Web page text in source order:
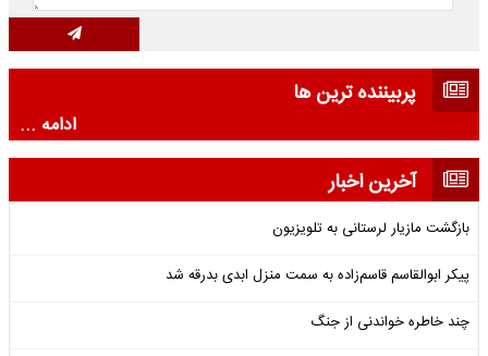
پربیننده ترین ها
ادامه ...
آخرین اخبار
بازگشت مازیار لرستانی به تلویزیون
پیکر ابوالقاسم قاسم‌زاده به سمت منزل ابدی بدرقه شد
چند خاطره خواندنی از جنگ